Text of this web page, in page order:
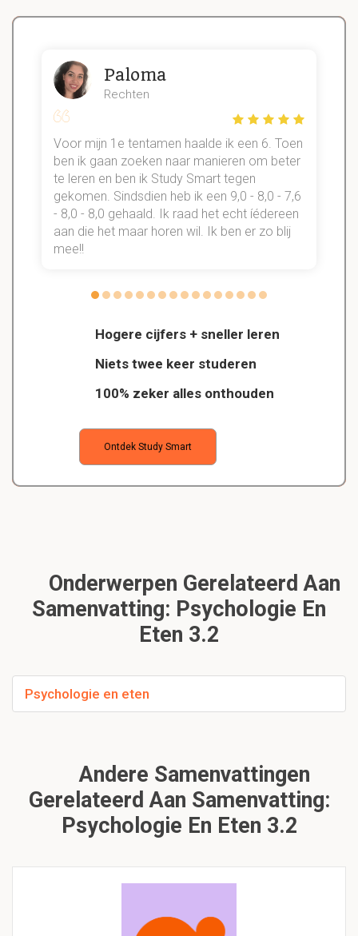
Hogere cijfers + sneller leren
Niets twee keer studeren
100% zeker alles onthouden
Ontdek Study Smart
Paloma
Rechten
Voor mijn 1e tentamen haalde ik een 6. Toen
ben ik gaan zoeken naar manieren om beter
te leren en ben ik Study Smart tegen
gekomen. Sindsdien heb ik een 9,0 - 8,0 - 7,6
- 8,0 - 8,0 gehaald. Ik raad het echt íédereen
aan die het maar horen wil. Ik ben er zo blij
mee!!
Onderwerpen Gerelateerd Aan
Samenvatting: Psychologie En
Eten 3.2
Psychologie en eten
Andere Samenvattingen
Gerelateerd Aan Samenvatting:
Psychologie En Eten 3.2